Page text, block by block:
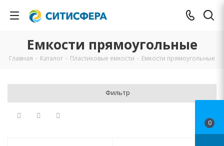
Емкости прямоугольные
Главная - Каталог - Пластиковые емкости - Емкости прямоугольные
Фильтр
0